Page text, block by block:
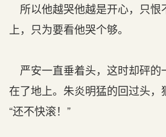
所以他越哭他越是开心，只恨
上，只为要看他哭个够。
严安一直垂着头，这时却砰的
在了地上。朱炎明猛的回过头，
“还不快滚！”